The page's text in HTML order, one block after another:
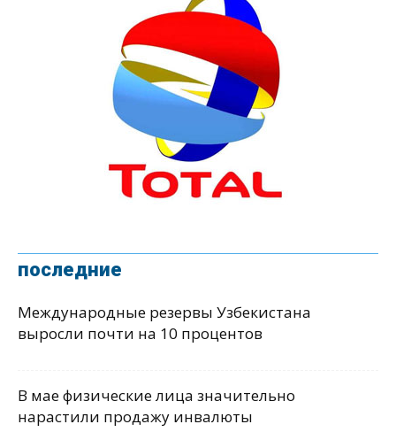
последние
Международные резервы Узбекистана
выросли почти на 10 процентов
В мае физические лица значительно
нарастили продажу инвалюты